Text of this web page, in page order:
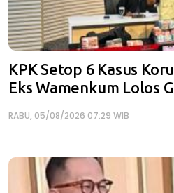
KPK Setop 6 Kasus
Eks Wamenkum Lolos
RABU, 05/08/2026 07:29 WIB